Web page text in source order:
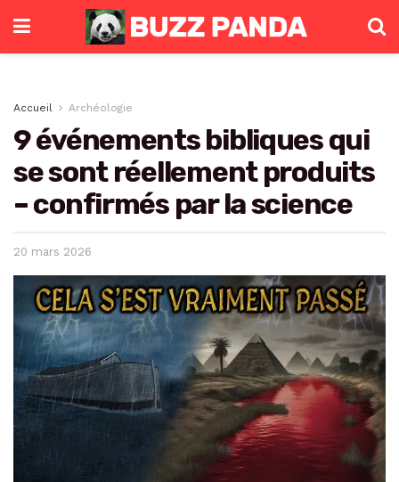
Accueil Archéologie
9 événements bibliques qui
se sont réellement produits
– confirmés par la science
20 mars 2026